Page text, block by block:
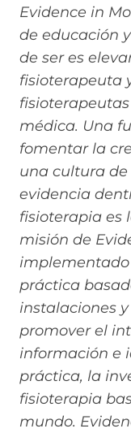
Evidence in
de educación
de ser es
fisioterapeuta
médica. Una
fomentar la
una cultura
evidencia
fisioterapia es
misión de
práctica
instalaciones
promover el
información e
práctica, la
fisioterapia
mundo.